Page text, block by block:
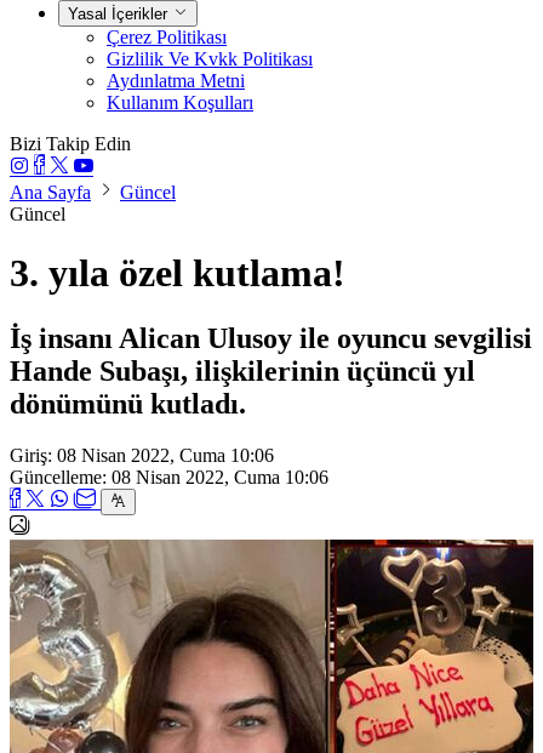
Yasal İçerikler
Çerez Politikası
Gizlilik Ve Kvkk Politikası
Aydınlatma Metni
Kullanım Koşulları
Bizi Takip Edin
Ana Sayfa
Güncel
Güncel
3. yıla özel kutlama!
İş insanı Alican Ulusoy ile oyuncu sevgilisi
Hande Subaşı, ilişkilerinin üçüncü yıl
dönümünü kutladı.
Giriş: 08 Nisan 2022, Cuma 10:06
Güncelleme: 08 Nisan 2022, Cuma 10:06